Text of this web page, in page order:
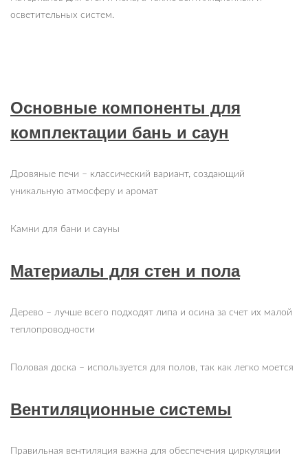
осветительных систем.
Основные компоненты для
комплектации бань и саун
Дровяные печи – классический вариант, создающий
уникальную атмосферу и аромат
Камни для бани и сауны
Материалы для стен и пола
Дерево – лучше всего подходят липа и осина за счет их малой
теплопроводности
Половая доска – используется для полов, так как легко моется
Вентиляционные системы
Правильная вентиляция важна для обеспечения циркуляции